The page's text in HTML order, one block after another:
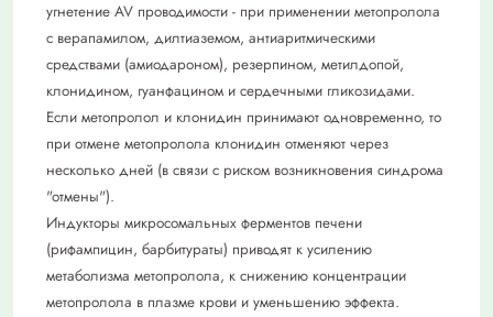
угнетение AV проводимости - при применении метопролола
с верапамилом, дилтиаземом, антиаритмическими
средствами (амиодароном), резерпином, метилдопой,
клонидином, гуанфацином и сердечными гликозидами.
Если метопролол и клонидин принимают одновременно, то
при отмене метопролола клонидин отменяют через
несколько дней (в связи с риском возникновения синдрома
"отмены").
Индукторы микросомальных ферментов печени
(рифампицин, барбитураты) приводят к усилению
метаболизма метопролола, к снижению концентрации
метопролола в плазме крови и уменьшению эффекта.